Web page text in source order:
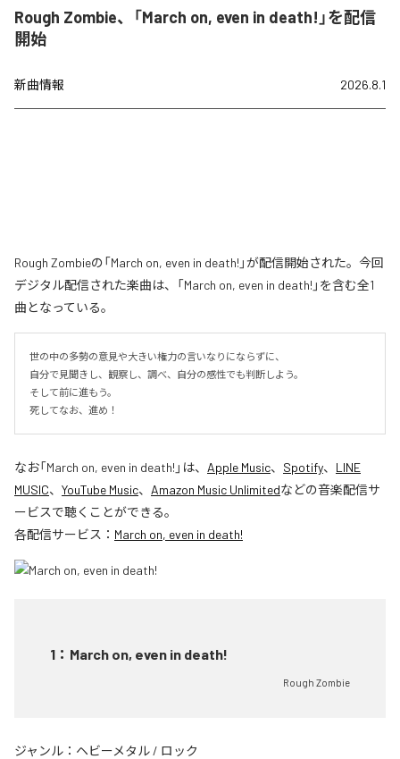
Rough Zombie、「March on, even in death!」を配信
開始
新曲情報 2026.8.1
Rough Zombieの「March on, even in death!」が配信開始された。今回
デジタル配信された楽曲は、「March on, even in death!」を含む全1
曲となっている。
世の中の多勢の意見や大きい権力の言いなりにならずに、
自分で見聞きし、観察し、調べ、自分の感性でも判断しよう。
そして前に進もう。
死してなお、進め！
なお「March on, even in death! 」は、 Apple Music、 Spotify、 LINE
MUSIC、 YouTube Music、 Amazon Music Unlimitedなどの音楽配信サ
ービスで聴くことができる。
各配信サービス： March on, even in death!
1 ： March on, even in death!
Rough Zombie
ジャンル： ヘビーメタル / ロック